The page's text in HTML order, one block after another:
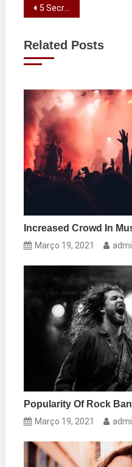
Navegação
artigos
5 Secrets Of A Happy And Healthy Relationship
Related Posts
Increased Crowd In
Março 19, 2021
Popularity Of Rock
Março 19, 2021